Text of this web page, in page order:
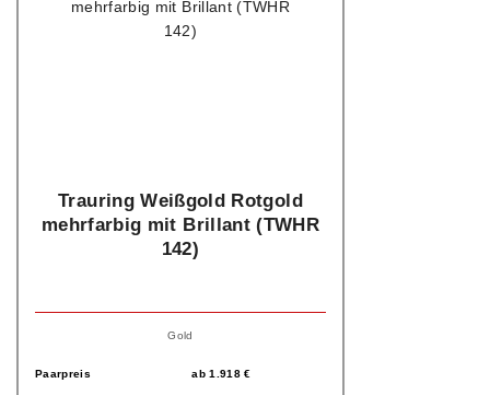
Trauring Weißgold Rotgold
mehrfarbig mit Brillant (TWHR
142)
Gold
Paarpreis ab1.918€